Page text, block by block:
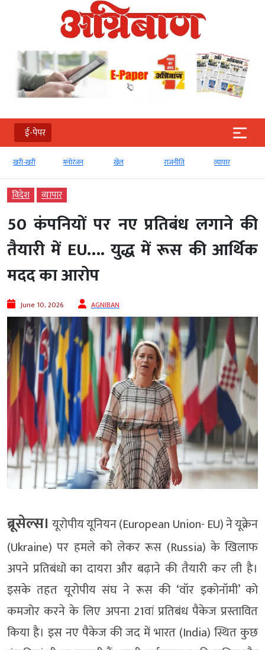
ई-पेपर
मनोरंजन खेल राजनीति व्‍यापार टेक्‍नोलॉजी
विदेश व्‍यापार
50 कंपनियों पर नए प्रतिबंध लगाने की
तैयारी में EU…. युद्ध में रूस की आर्थिक
मदद का आरोप
June 10, 2026 AGNIBAN
ब्रूसेल्स। यूरोपीय यूनियन (European Union- EU) ने यूक्रेन
(Ukraine) पर हमले को लेकर रूस (Russia) के खिलाफ
अपने प्रतिबंधों का दायरा और बढ़ाने की तैयारी कर ली है।
इसके तहत यूरोपीय संघ ने रूस की ‘वॉर इकोनॉमी’ को
कमजोर करने के लिए अपना 21वां प्रतिबंध पैकेज प्रस्तावित
किया है। इस नए पैकेज की जद में भारत (India) स्थित कुछ